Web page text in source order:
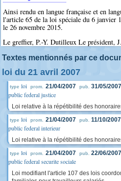
Ainsi rendu en langue française et en
l'article 65 de la loi spéciale du 6 janvier
le 26 novembre 2015.
Le greffier, P.-Y. Dutilleux Le président,
Textes mentionnés par ce
loi du 21 avril 2007
type loi prom. 21/04/2007 pub. 31/05/2007
public federal justice
Loi relative à la répétibilité des
type loi prom. 21/04/2007 pub. 11/10/2007
public federal interieur
Loi relative à la répétibilité des
type loi prom. 21/04/2007 pub. 22/06/2007
public federal securite sociale
Loi modifiant l'article 107 des lois